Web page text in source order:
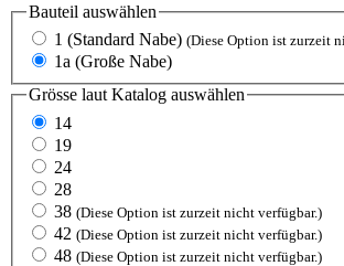
Bauteil auswählen
1 (Standard Nabe) (Diese Option ist zurzeit
1a (Große Nabe)
Grösse laut Katalog auswählen
14
19
24
28
38 (Diese Option ist zurzeit nicht verfügbar.)
42 (Diese Option ist zurzeit nicht verfügbar.)
48 (Diese Option ist zurzeit nicht verfügbar.)